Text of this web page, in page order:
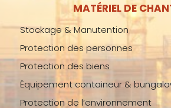
MATÉRIEL DE
Stockage & Manutention
Protection des personnes
Protection des biens
Équipement containeur &
Protection de l’environnement